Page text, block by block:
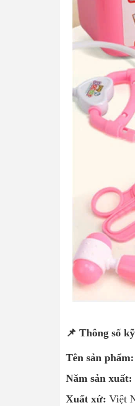
📌 Thông số
Tên sản phẩm:
Năm sản xuất:
Xuất xứ: Việt